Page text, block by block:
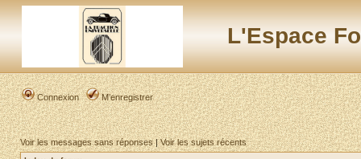
L'Espace
Connexion M’enregistrer
Voir les messages sans réponses|Voir les sujets récents